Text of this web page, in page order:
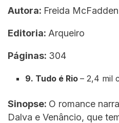
Autora: Freida McFadden
Editoria: Arqueiro
Páginas: 304
9. Tudo é Rio– 2,4 mil
Sinopse: O romance
Dalva e Venâncio, que